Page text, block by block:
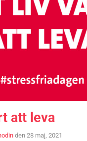
att leva
den 28 maj, 2021